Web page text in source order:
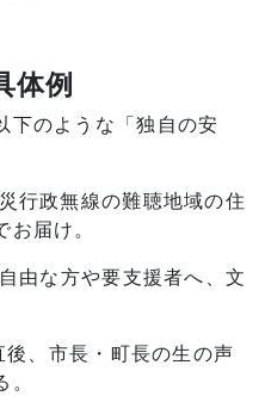
体例
下のような「独自の安
行政無線の難聴地域の住
届け。
由な方や要支援者へ、文
後、市長・町長の生の声